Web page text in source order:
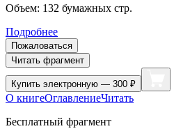
Объем: 132 бумажных стр.
Подробнее
Пожаловаться
Читать фрагмент
Купить электронную — 300 ₽
О книгеОглавлениеЧитать
Бесплатный фрагмент